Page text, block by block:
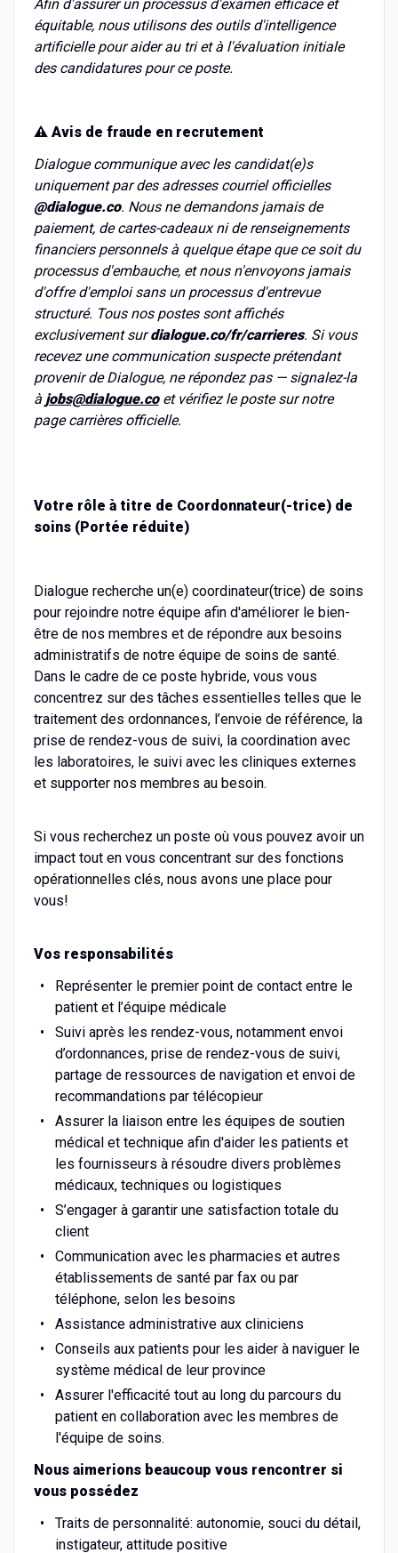
Afin d'assurer un processus d'examen efficace et
équitable, nous utilisons des outils d'intelligence
artificielle pour aider au tri et à l'évaluation initiale
des candidatures pour ce poste.
⚠️ Avis de fraude en recrutement
Dialogue communique avec les candidat(e)s
uniquement par des adresses courriel officielles
@dialogue.co. Nous ne demandons jamais de
paiement, de cartes-cadeaux ni de renseignements
financiers personnels à quelque étape que ce soit du
processus d'embauche, et nous n'envoyons jamais
d'offre d'emploi sans un processus d'entrevue
structuré. Tous nos postes sont affichés
exclusivement surdialogue.co/fr/carrieres. Si vous
recevez une communication suspecte prétendant
provenir de Dialogue, ne répondez pas — signalez-la
à jobs@dialogue.coet vérifiez le poste sur notre
page carrières officielle.
Votre rôle à titre de Coordonnateur(-trice) de
soins (Portée réduite)
Dialogue recherche un(e) coordinateur(trice) de soins
pour rejoindre notre équipe afin d'améliorer le bien-
être de nos membres et de répondre aux besoins
administratifs de notre équipe de soins de santé.
Dans le cadre de ce poste hybride, vous vous
concentrez sur des tâches essentielles telles que le
traitement des ordonnances, l’envoie de référence, la
prise de rendez-vous de suivi, la coordination avec
les laboratoires, le suivi avec les cliniques externes
et supporter nos membres au besoin.
Si vous recherchez un poste où vous pouvez avoir un
impact tout en vous concentrant sur des fonctions
opérationnelles clés, nous avons une place pour
vous!
Vos responsabilités
Représenter le premier point de contact entre le
patient et l’équipe médicale
Suivi après les rendez-vous, notamment envoi
d’ordonnances, prise de rendez-vous de suivi,
partage de ressources de navigation et envoi de
recommandations par télécopieur
Assurer la liaison entre les équipes de soutien
médical et technique afin d'aider les patients et
les fournisseurs à résoudre divers problèmes
médicaux, techniques ou logistiques
S’engager à garantir une satisfaction totale du
client
Communication avec les pharmacies et autres
établissements de santé par fax ou par
téléphone, selon les besoins
Assistance administrative aux cliniciens
Conseils aux patients pour les aider à naviguer le
système médical de leur province
Assurer l'efficacité tout au long du parcours du
patient en collaboration avec les membres de
l'équipe de soins.
Nous aimerions beaucoup vous rencontrer si
vous possédez
Traits de personnalité: autonomie, souci du détail,
instigateur, attitude positive